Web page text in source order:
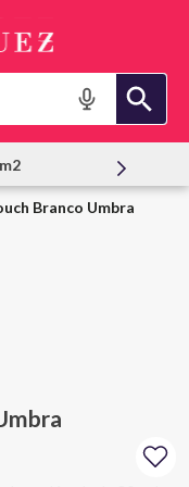
Pessoal
Branco Umbra